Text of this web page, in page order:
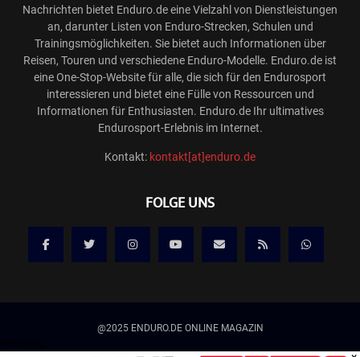
Nachrichten bietet Enduro.de eine Vielzahl von Dienstleistungen
an, darunter Listen von Enduro-Strecken, Schulen und
Trainingsmöglichkeiten. Sie bietet auch Informationen über
Reisen, Touren und verschiedene Enduro-Modelle. Enduro.de ist
eine One-Stop-Website für alle, die sich für den Endurosport
interessieren und bietet eine Fülle von Ressourcen und
Informationen für Enthusiasten. Enduro.de Ihr ultimatives
Endurosport-Erlebnis im Internet.
Kontakt: kontakt[at]enduro.de
FOLGE UNS
@2025 ENDURO.DE ONLINE MAGAZIN